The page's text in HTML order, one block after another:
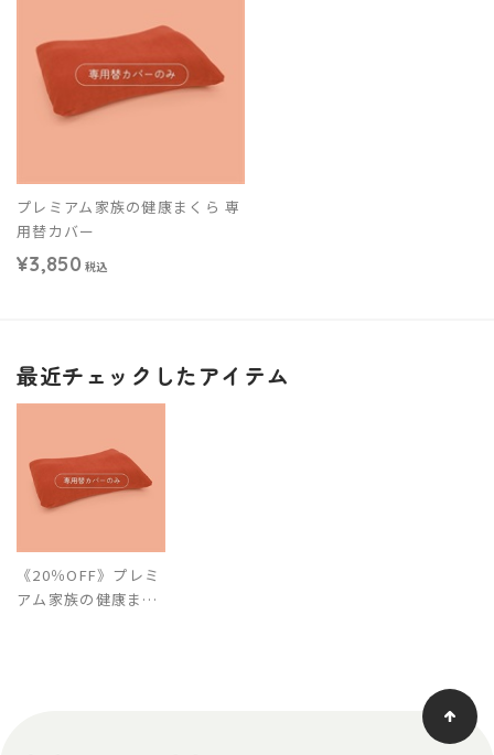
プレミアム家族の健康まくら 専
用替カバー
¥3,850 税込
最近チェックしたアイテム
《20％OFF》プレミ
アム家族の健康まく